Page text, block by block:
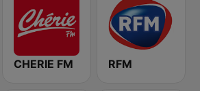
CHERIE FM RFM